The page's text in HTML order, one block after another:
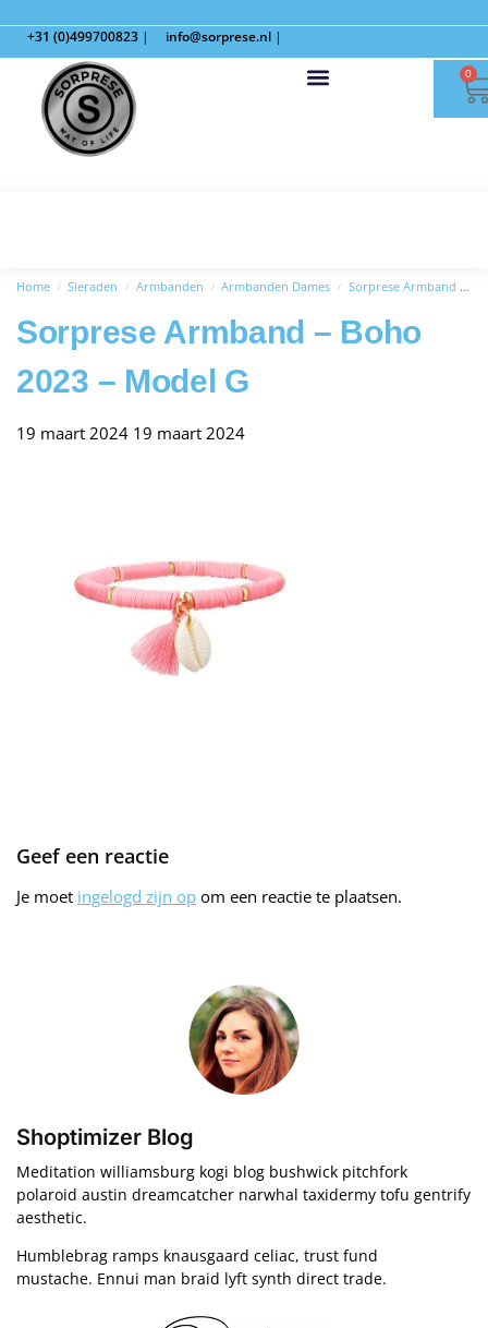
+31 (0)499700823 | info@sorprese.nl |
0
Home / Sieraden / Armbanden / Armbanden Dames / Sorprese Armband – Boho 2023 – Model G
Sorprese Armband – Boho
2023 – Model G
19 maart 2024 19 maart 2024
Geef een reactie
Je moet ingelogd zijn op om een reactie te plaatsen.
Shoptimizer Blog
Meditation williamsburg kogi blog bushwick pitchfork
polaroid austin dreamcatcher narwhal taxidermy tofu gentrify
aesthetic.
Humblebrag ramps knausgaard celiac, trust fund
mustache. Ennui man braid lyft synth direct trade.